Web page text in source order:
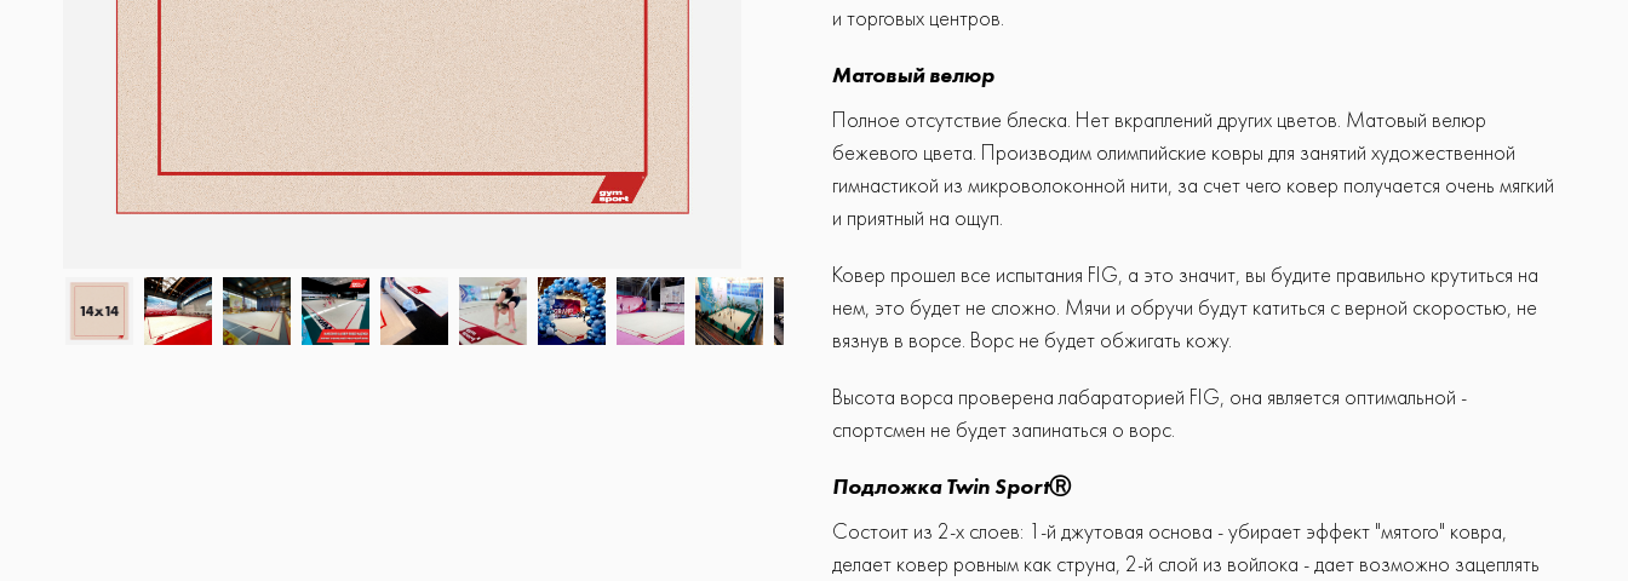
и торговых центров.
Матовый велюр
Полное отсутствие блеска. Нет вкраплений других цветов. Матовый велюр
бежевого цвета. Производим олимпийские ковры для занятий художественной
гимнастикой из микроволоконной нити, за счет чего ковер получается очень мягкий
и приятный на ощуп.
Ковер прошел все испытания FIG, а это значит, вы будите правильно крутиться на
нем, это будет не сложно. Мячи и обручи будут катиться с верной скоростью, не
вязнув в ворсе. Ворс не будет обжигать кожу.
Высота ворса проверена лабараторией FIG, она является оптимальной -
спортсмен не будет запинаться о ворс.
Подложка Twin SportⓇ
Состоит из 2-х слоев: 1-й джутовая основа - убирает эффект "мятого" ковра,
делает ковер ровным как струна, 2-й слой из войлока - дает возможно зацеплять